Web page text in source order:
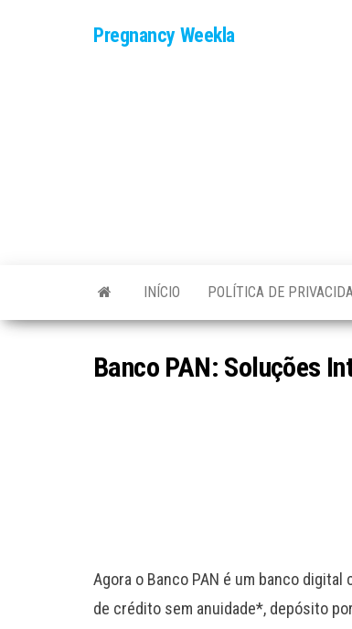
Pregnancy Weekla
INÍCIO POLÍTICA DE
Banco PAN: Soluções
Agora o Banco PAN é um banco
de crédito sem anuidade*, depósito